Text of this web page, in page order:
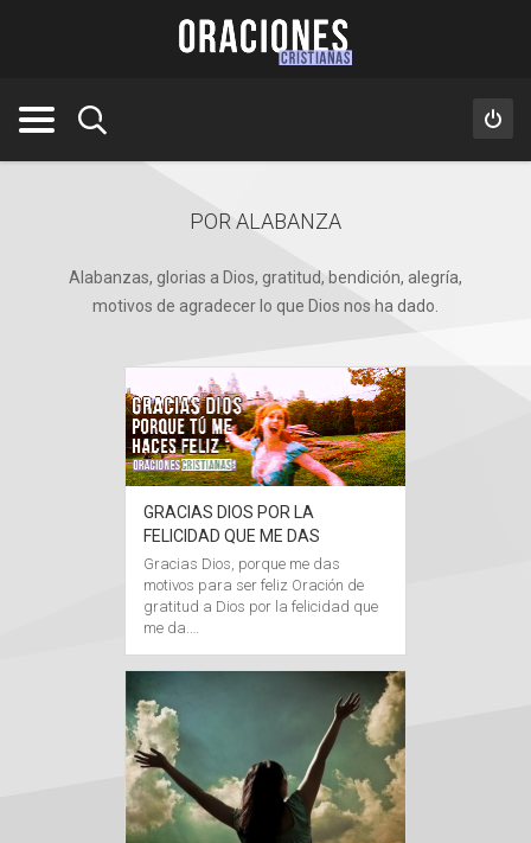
POR ALABANZA
Alabanzas, glorias a Dios, gratitud, bendición, alegría,
motivos de agradecer lo que Dios nos ha dado.
GRACIAS DIOS POR LA
FELICIDAD QUE ME DAS
Gracias Dios, porque me das
motivos para ser feliz Oración de
gratitud a Dios por la felicidad que
me da.…